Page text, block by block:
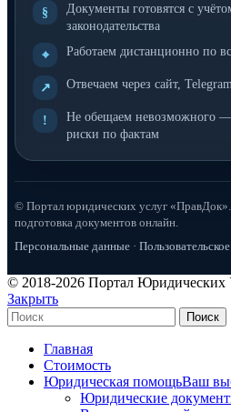
§
Документы готовятся с
законодательства
⌖ Работаем дистанционно по
↗ Отвечаем через сайт,
!
Не обещаем невозможного
риски по фактам
© Портал юридических услуг
подготовка документов онлайн.
Персональные данные ·
© 2018-2026 Портал Юридических
Закрыть
Поиск
Главная
Стоимость
Юридическая помощьВаш
Юридические